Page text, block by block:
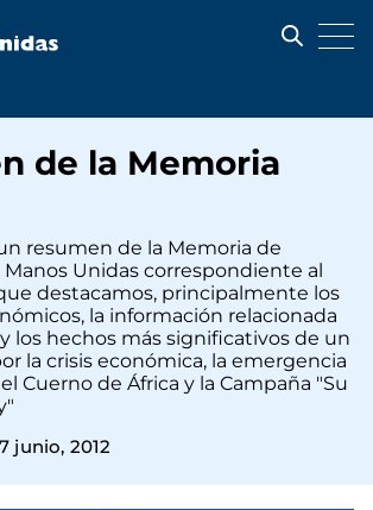
de la Memoria
resumen de la Memoria de
Unidas correspondiente al
destacamos, principalmente los
la información relacionada
los hechos más significativos de un
la crisis económica, la emergencia
Cuerno de África y la Campaña "Su
junio, 2012